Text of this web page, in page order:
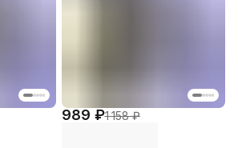
989 ₽1 158 ₽